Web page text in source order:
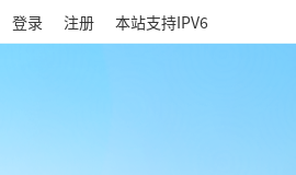
登录 注册 本站支持IPV6